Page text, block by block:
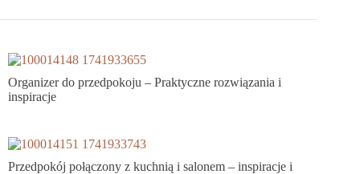
Organizer do przedpokoju – Praktyczne rozwiązania i
inspiracje
Przedpokój połączony z kuchnią i salonem – inspiracje i